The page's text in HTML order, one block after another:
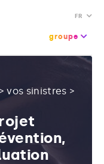
FR
groupe
>vos sinistres >